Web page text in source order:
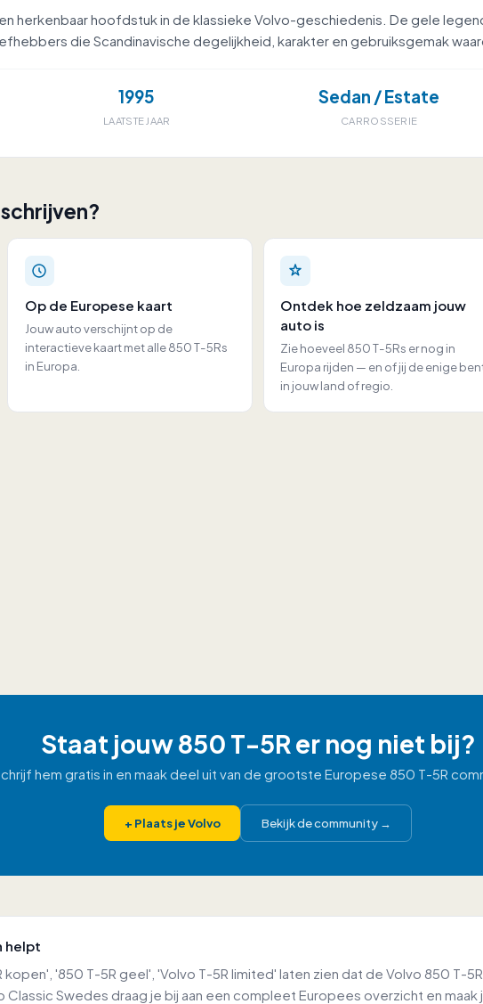
herkenbaar hoofdstuk in de klassieke Volvo-geschiedenis. De gele
die Scandinavische degelijkheid, karakter en gebruiksgemak
1995
LAATSTE JAAR
Sedan / Estate
CARROSSERIE
Op de Europese kaart
Jouw auto verschijnt op de
interactieve kaart met alle 850 T-5Rs
in Europa.
Ontdek hoe zeldzaam jouw
auto is
Zie hoeveel 850 T-5Rs er nog in
Europa rijden — en of jij de enige
in jouw land of regio.
Staat jouw 850 T-5R er nog niet bij?
hem gratis in en maak deel uit van de grootste Europese 850 T-5R
+ Plaats je Volvo Bekijk de community→
helpt
'850 T-5R geel', 'Volvo T-5R limited' laten zien dat de Volvo 850 T-
Classic Swedes draag je bij aan een compleet Europees overzicht en